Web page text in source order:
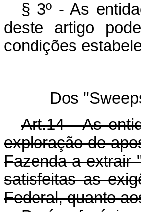
§ 3º - As
deste artigo
condições
Dos
Art.14 - As
exploração de
Fazenda a extrair
satisfeitas as
Federal, quanto